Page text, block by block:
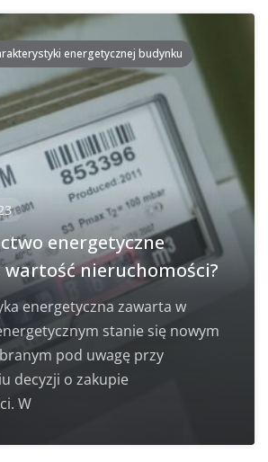
energetycznej budynku
energetyczne
wartość nieruchomości?
energetyczna zawarta w
stanie się nowym
pod uwagę przy
decyzji o zakupie
W